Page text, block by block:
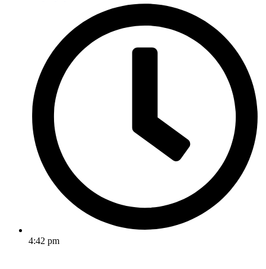
4:42 pm